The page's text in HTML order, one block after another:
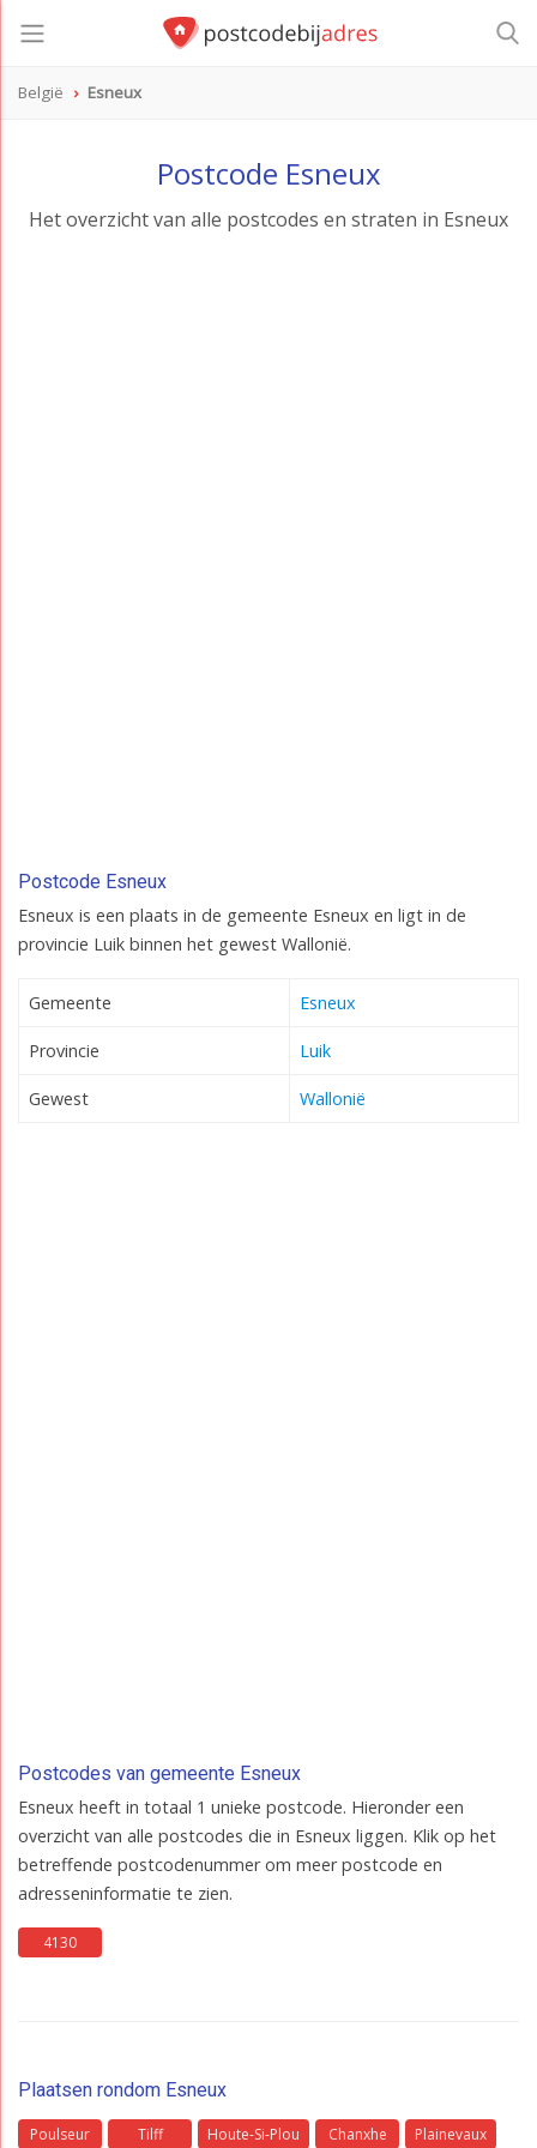
België Esneux
Postcode Esneux
Het overzicht van alle postcodes en straten in Esneux
Postcode Esneux
Esneux is een plaats in de gemeente Esneux en ligt in de
provincie Luik binnen het gewest Wallonië.
Gemeente Esneux
Provincie Luik
Gewest Wallonië
Postcodes van gemeente Esneux
Esneux heeft in totaal 1 unieke postcode. Hieronder een
overzicht van alle postcodes die in Esneux liggen. Klik op het
betreffende postcodenummer om meer postcode en
adresseninformatie te zien.
4130
Plaatsen rondom Esneux
Poulseur Tilff Houte-Si-Plou Chanxhe Plainevaux